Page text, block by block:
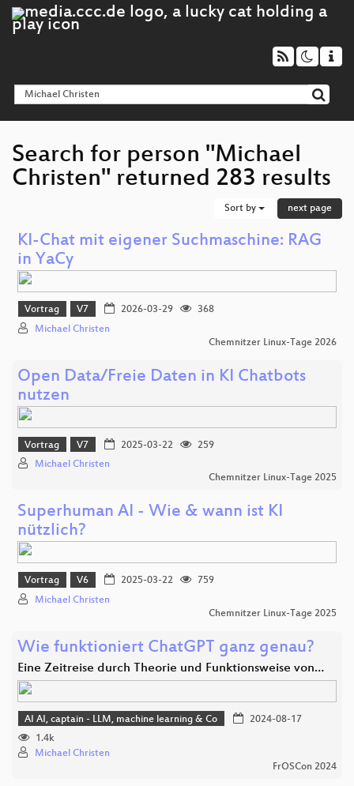
Search for person "Michael
Christen" returned 283 results
Sort by next page
KI-Chat mit eigener Suchmaschine: RAG
in YaCy
Vortrag V7 2026-03-29
368
Michael Christen
Chemnitzer Linux-Tage 2026
Open Data/Freie Daten in KI Chatbots
nutzen
Vortrag V7 2025-03-22
259
Michael Christen
Chemnitzer Linux-Tage 2025
Superhuman AI - Wie & wann ist KI
nützlich?
Vortrag V6 2025-03-22
759
Michael Christen
Chemnitzer Linux-Tage 2025
Wie funktioniert ChatGPT ganz genau?
Eine Zeitreise durch Theorie und Funktionsweise von…
AI AI, captain - LLM, machine learning & Co
2024-08-17
1.4k
Michael Christen
FrOSCon 2024